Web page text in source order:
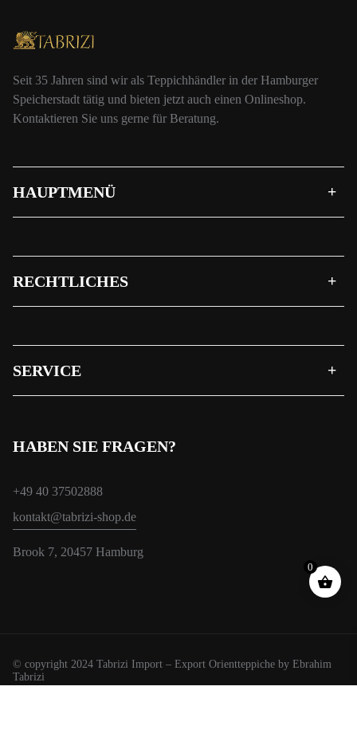
Seit 35 Jahren sind wir als Teppichhändler in der Hamburger
Speicherstadt tätig und bieten jetzt auch einen Onlineshop.
Kontaktieren Sie uns gerne für Beratung.
HAUPTMENÜ
RECHTLICHES
SERVICE
HABEN SIE FRAGEN?
+49 40 37502888
kontakt@tabrizi-shop.de
Brook 7, 20457 Hamburg
© copyright 2024 Tabrizi Import – Export Orientteppiche by Ebrahim
Tabrizi
0